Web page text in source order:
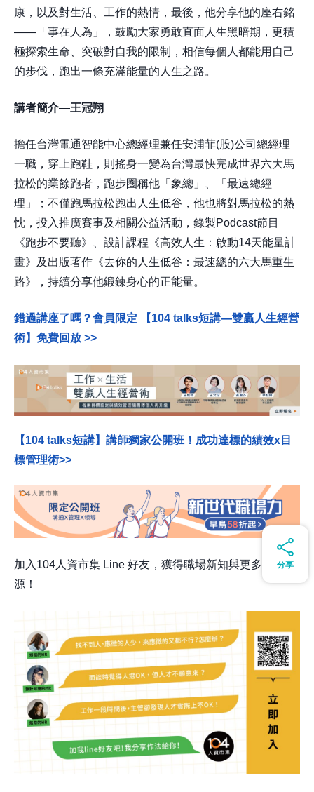
分享
康，以及對生活、工作的熱情，最後，他分享他的座右銘
——「事在人為」，鼓勵大家勇敢直面人生黑暗期，更積
極探索生命、突破對自我的限制，相信每個人都能用自己
的步伐，跑出一條充滿能量的人生之路。
講者簡介—王冠翔
擔任台灣電通智能中心總經理兼任安浦菲(股)公司總經理
一職，穿上跑鞋，則搖身一變為台灣最快完成世界六大馬
拉松的業餘跑者，跑步圈稱他「象總」、「最速總經
理」；不僅跑馬拉松跑出人生低谷，他也將對馬拉松的熱
忱，投入推廣賽事及相關公益活動，錄製Podcast節目
《跑步不要聽》、設計課程《高效人生：啟動14天能量計
畫》及出版著作《去你的人生低谷：最速總的六大馬重生
路》，持續分享他鍛鍊身心的正能量。
錯過講座了嗎？會員限定 【104 talks短講—雙贏人生經營
術】免費回放 >>
【104 talks短講】 講師獨家公開班！成功達標的績效x目
標管理術>>
加入104人資市集 Line 好友，獲得職場新知與更多學習資
源！